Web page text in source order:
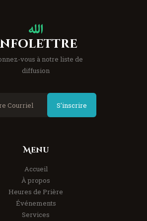
vous à notre liste de
diffusion
S'inscrire
Menu
Accueil
À propos
Heures de Prière
Événements
Services